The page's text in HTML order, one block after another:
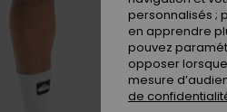
personnalisés ;
en apprendre
pouvez
opposer
mesure
de